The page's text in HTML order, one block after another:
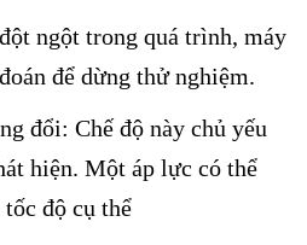
ngột trong quá trình, máy
để dừng thử nghiệm.
đổi: Chế độ này chủ yếu
hiện. Một áp lực có thể
độ cụ thể